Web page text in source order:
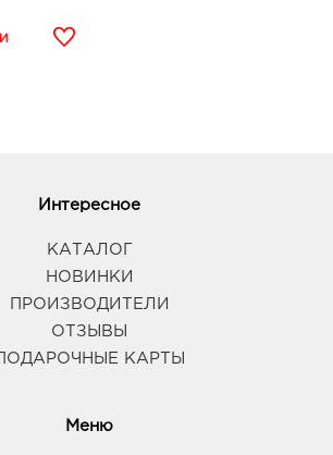
Интересное
КАТАЛОГ
НОВИНКИ
ПРОИЗВОДИТЕЛИ
ОТЗЫВЫ
ПОДАРОЧНЫЕ КАРТЫ
Меню